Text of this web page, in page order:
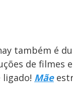
também é
de filmes
ligado! Mãe